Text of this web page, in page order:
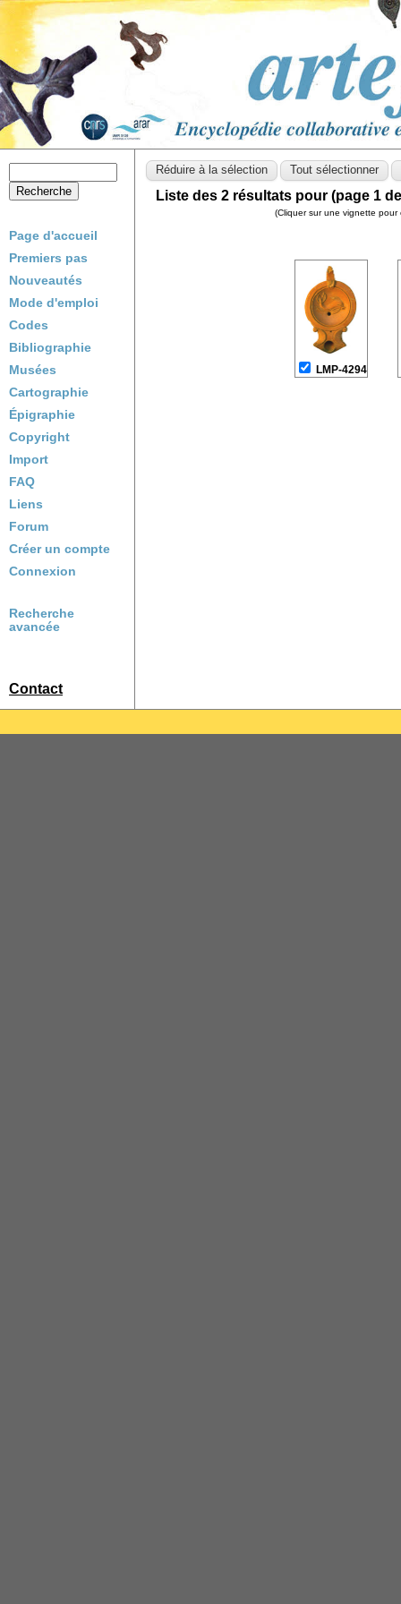
Page d'accueil
Premiers pas
Nouveautés
Mode d'emploi
Codes
Bibliographie
Musées
Cartographie
Épigraphie
Copyright
Import
FAQ
Liens
Forum
Créer un compte
Connexion
Recherche
avancée
Contact
Liste des 2 résultats pour (page 1
(Cliquer sur une vignette
LMP-4294